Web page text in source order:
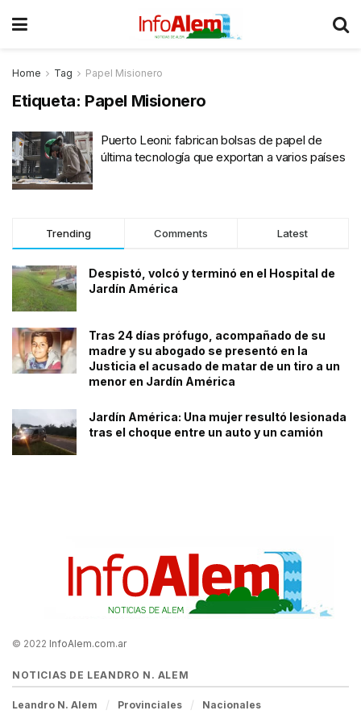
Home Tag Papel Misionero
Etiqueta: Papel Misionero
Puerto Leoni: fabrican bolsas de papel de
última tecnología que exportan a varios países
Trending Comments Latest
Despistó, volcó y terminó en el Hospital de
Jardín América
Tras 24 días prófugo, acompañado de su
madre y su abogado se presentó en la
Justicia el acusado de matar de un tiro a un
menor en Jardín América
Jardín América: Una mujer resultó lesionada
tras el choque entre un auto y un camión
© 2022 InfoAlem.com.ar
NOTICIAS DE LEANDRO N. ALEM
Leandro N. Alem Provinciales Nacionales